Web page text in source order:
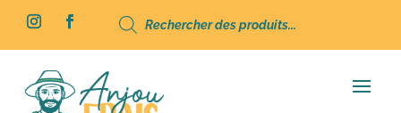
produits